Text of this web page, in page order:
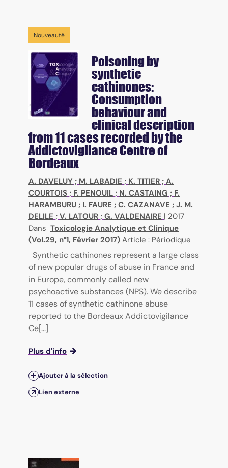
Nouveauté
Poisoning by
synthetic
cathinones:
Consumption
behaviour and
clinical description
from 11 cases recorded by the
Addictovigilance Centre of
Bordeaux
A. DAVELUY ; M. LABADIE ; K. TITIER ; A.
COURTOIS ; F. PENOUIL ; N. CASTAING ; F.
HARAMBURU ; I. FAURE ; C. CAZANAVE ; J. M.
DELILE ; V. LATOUR ; G. VALDENAIRE | 2017
Dans Toxicologie Analytique et Clinique
(Vol.29, n°1, Février 2017) Article : Périodique
Synthetic cathinones represent a large class
of new popular drugs of abuse in France and
in Europe, commonly called new
psychoactive substances (NPS). We describe
11 cases of synthetic cathinone abuse
reported to the Bordeaux Addictovigilance
Ce[...]
Plus d'info
Ajouter à la sélection
Lien externe